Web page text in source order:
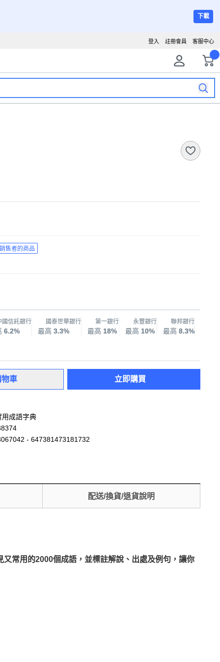
下載
客服中心
註冊會員
登入
售者的商品
國信託銀行
6.2%
國泰世華銀行
最高 3.3%
第一銀行
最高 18%
永豐銀行
最高 10%
聯邦銀行
最高 8.3%
車 立即購買
成語字典
- 647381473181732
配送/換貨/退貨說明
常用的2000個成語，並標註解說、出處及例句，讓你